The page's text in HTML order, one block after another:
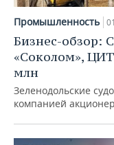
Промышленность
Бизнес-обзор:
«Соколом»,
млн
Зеленодольские
компанией